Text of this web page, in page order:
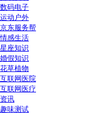
数码电子
运动户外
京东服务帮
情感生活
星座知识
婚假知识
花草植物
互联网医院
互联网医疗
资讯
趣味测试